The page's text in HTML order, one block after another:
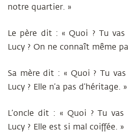
notre quartier. »
Le père dit : « Quoi ? Tu
Lucy ? On ne connaît même
Sa mère dit : « Quoi ? Tu
Lucy ? Elle n’a pas d’héritage. »
L’oncle dit : « Quoi ? Tu
Lucy ? Elle est si mal coiffée. »